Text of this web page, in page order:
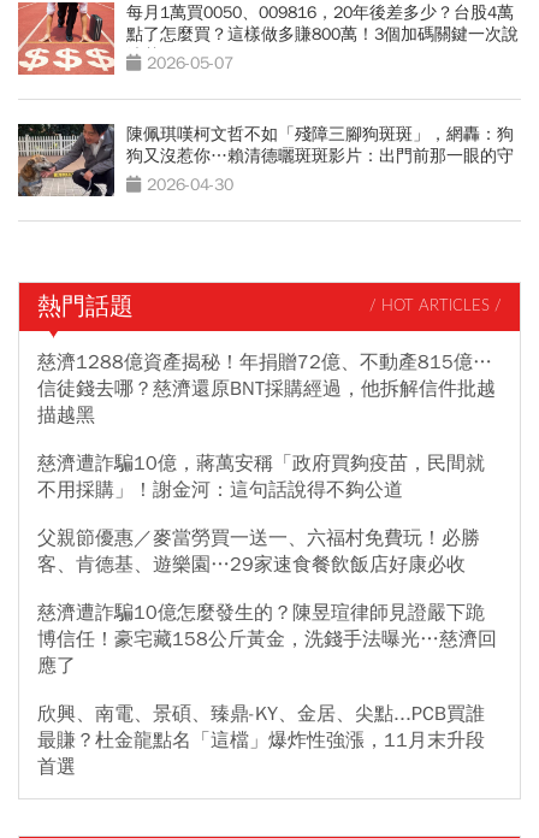
每月1萬買0050、009816，20年後差多少？台股4萬
點了怎麼買？這樣做多賺800萬！3個加碼關鍵一次說
清楚2026-05-07
陳佩琪嘆柯文哲不如「殘障三腳狗斑斑」，網轟：狗
狗又沒惹你…賴清德曬斑斑影片：出門前那一眼的守
候 2026-04-30
熱門話題 / HOT ARTICLES /
慈濟1288億資產揭秘！年捐贈72億、不動產815億…
信徒錢去哪？慈濟還原BNT採購經過，他拆解信件批越
描越黑
慈濟遭詐騙10億，蔣萬安稱「政府買夠疫苗，民間就
不用採購」！謝金河：這句話說得不夠公道
父親節優惠／麥當勞買一送一、六福村免費玩！必勝
客、肯德基、遊樂園…29家速食餐飲飯店好康必收
慈濟遭詐騙10億怎麼發生的？陳昱瑄律師見證嚴下跪
博信任！豪宅藏158公斤黃金，洗錢手法曝光…慈濟回
應了
欣興、南電、景碩、臻鼎-KY、金居、尖點...PCB買誰
最賺？杜金龍點名「這檔」爆炸性強漲，11月末升段
首選